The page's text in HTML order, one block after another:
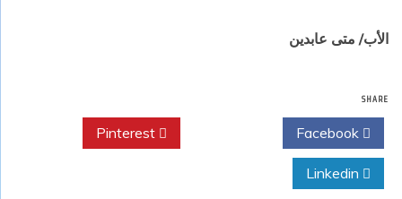
الأب/ متى عابدين
SHARE